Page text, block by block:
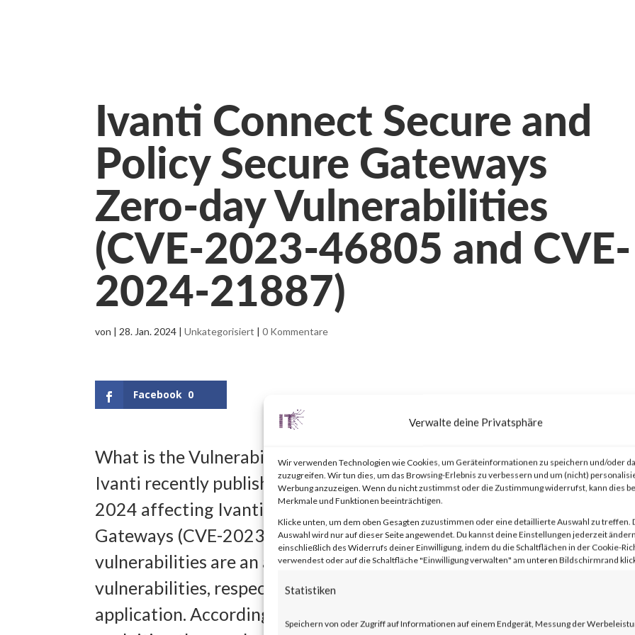
Verwalte deine Privatsphäre
Wir verwenden Technologien wie Cookies, um Geräteinformationen zu speichern und/oder
zuzugreifen. Wir tun dies, um das Browsing-Erlebnis zu verbessern und um (nicht)
Werbung anzuzeigen. Wenn du nicht zustimmst oder die Zustimmung widerrufst, kann dies
Merkmale und Funktionen beeinträchtigen.
Klicke unten, um dem oben Gesagten zuzustimmen oder eine detaillierte Auswahl zu treffen.
Auswahl wird nur auf dieser Seite angewendet. Du kannst deine Einstellungen jederzeit
einschließlich des Widerrufs deiner Einwilligung, indem du die Schaltflächen in der Cookie-
verwendest oder auf die Schaltfläche "Einwilligung verwalten" am unteren Bildschirmrand
Statistiken
Speichern von oder Zugriff auf Informationen auf einem Endgerät, Messung der
Ivanti Connect Secure and
Policy Secure Gateways
Zero-day Vulnerabilities
(CVE-2023-46805 and CVE-
2024-21887)
von | 28. Jan. 2024 |Unkategorisiert |0 Kommentare
Facebook 0
What is the Vulnerability?
Ivanti recently published an advisory on two vulnerabilities on Jan
2024 affecting Ivanti Connect Secure (ICS) and Ivanti Policy Secure
Gateways (CVE-2023-46805 and CVE-2024-21887). The
vulnerabilities are an authentication bypass and command injection
vulnerabilities, respectively in the web component of affected
application. According to the vendor advisory, when chained together,